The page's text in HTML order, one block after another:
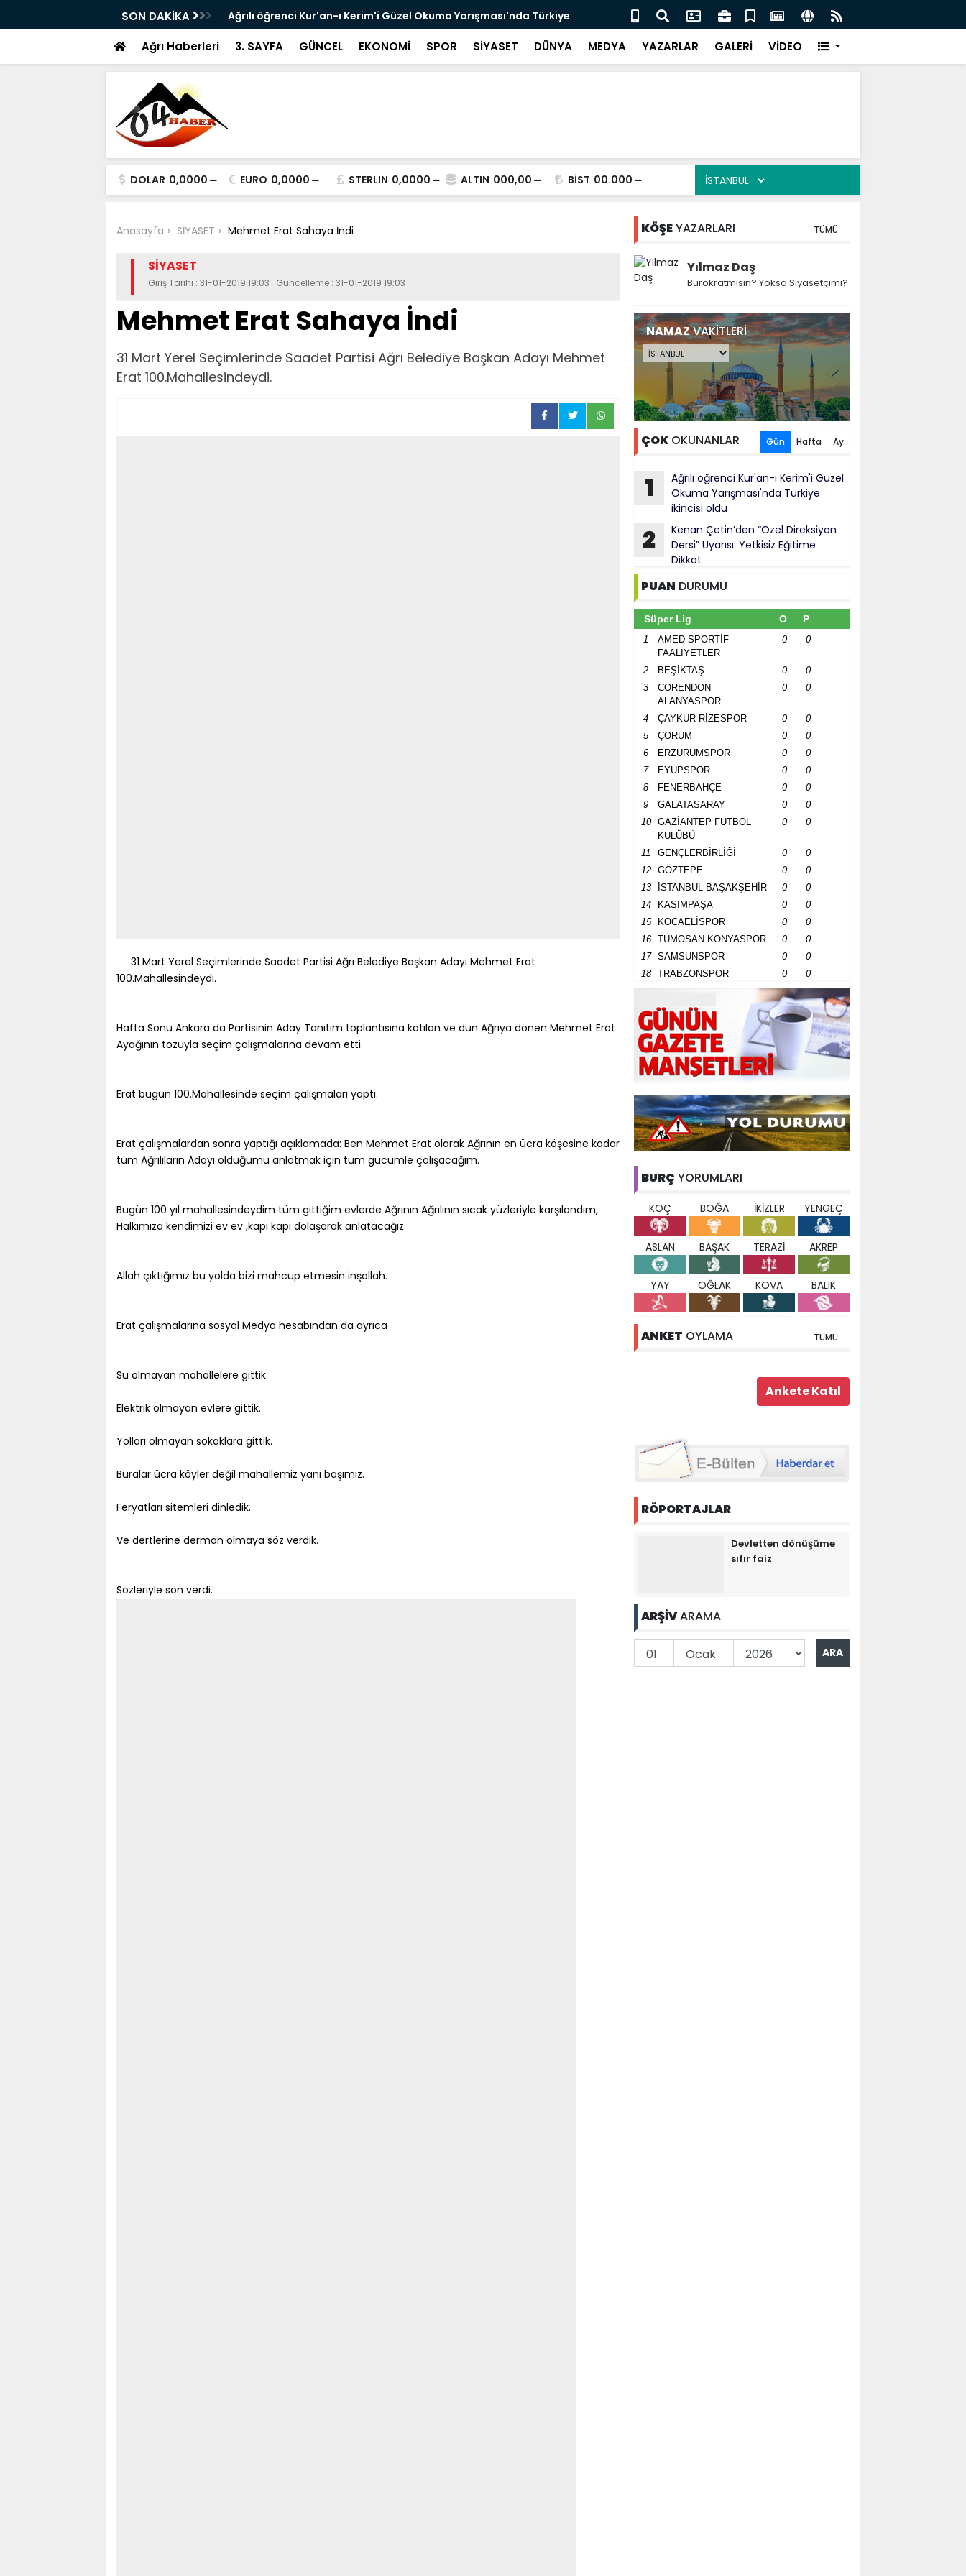
SON DAKİKA
Dersi” Uyarısı: Yetkisiz Eğitime
Ağrılı öğrenci Kur'an-ı Kerim'i Güzel Okuma Yarışması'nda Türkiye
ikincisi oldu
Dr. Öğr. Üyesi Harun Bayram ile Ağrı'da Obezite Cerrahisi Dönemi
Başladı
Ağrı Haberleri 3. SAYFA GÜNCEL EKONOMİ SPOR SİYASET DÜNYA MEDYA YAZARLAR GALERİ VİDEO
DOLAR 0,0000 EURO 0,0000 STERLIN 0,0000 ALTIN 000,00 BİST 00.000
Anasayfa SİYASET Mehmet Erat Sahaya İndi
SİYASET
Giriş Tarihi : 31-01-2019 19:03 Güncelleme : 31-01-2019 19:03
Mehmet Erat Sahaya İndi
31 Mart Yerel Seçimlerinde Saadet Partisi Ağrı Belediye Başkan Adayı Mehmet
Erat 100.Mahallesindeydi.
31 Mart Yerel Seçimlerinde Saadet Partisi Ağrı Belediye Başkan Adayı Mehmet Erat
100.Mahallesindeydi.
Hafta Sonu Ankara da Partisinin Aday Tanıtım toplantısına katılan ve dün Ağrıya dönen Mehmet Erat
Ayağının tozuyla seçim çalışmalarına devam etti.
Erat bugün 100.Mahallesinde seçim çalışmaları yaptı.
Erat çalışmalardan sonra yaptığı açıklamada: Ben Mehmet Erat olarak Ağrının en ücra köşesine kadar
tüm Ağrılıların Adayı olduğumu anlatmak için tüm gücümle çalışacağım.
Bugün 100 yıl mahallesindeydim tüm gittiğim evlerde Ağrının Ağrılının sıcak yüzleriyle karşılandım,
Halkımıza kendimizi ev ev ,kapı kapı dolaşarak anlatacağız.
Allah çıktığımız bu yolda bizi mahcup etmesin inşallah.
Erat çalışmalarına sosyal Medya hesabından da ayrıca
Su olmayan mahallelere gittik.
Elektrik olmayan evlere gittik.
Yolları olmayan sokaklara gittik.
Buralar ücra köyler değil mahallemiz yanı başımız.
Feryatları sitemleri dinledik.
Ve dertlerine derman olmaya söz verdik.
Sözleriyle son verdi.
KÖŞEYAZARLARI TÜMÜ
Yılmaz Daş
Bürokratmısın? Yoksa Siyasetçimi?
NAMAZVAKİTLERİ
ÇOK OKUNANLAR Gün Hafta Ay
1
Ağrılı öğrenci Kur'an-ı Kerim'i Güzel
Okuma Yarışması'nda Türkiye
ikincisi oldu
2
Kenan Çetin’den “Özel Direksiyon
Dersi” Uyarısı: Yetkisiz Eğitime
Dikkat
PUAN DURUMU
Süper Lig O P
1
AMED SPORTİF
FAALİYETLER
0 0
2 BEŞİKTAŞ 0
0
3
CORENDON
ALANYASPOR
0 0
4 ÇAYKUR RİZESPOR 0
0
5
ÇORUM 0
0
6
ERZURUMSPOR 0
0
7
EYÜPSPOR 0
0
8
FENERBAHÇE 0
0
9
GALATASARAY 0
0
10
GAZİANTEP FUTBOL
KULÜBÜ
0 0
11 GENÇLERBİRLİĞİ 0
0
12
GÖZTEPE 0
0
13
İSTANBUL BAŞAKŞEHİR 0
0
14
KASIMPAŞA 0
0
15
KOCAELİSPOR 0
0
16
TÜMOSAN KONYASPOR 0
0
17
SAMSUNSPOR 0
0
18
TRABZONSPOR 0 0
BURÇ YORUMLARI
KOÇ BOĞA İKİZLER YENGEÇ
ASLAN BAŞAK TERAZİ AKREP
YAY OĞLAK KOVA BALIK
ANKET OYLAMA TÜMÜ
RÖPORTAJLAR
Devletten dönüşüme
sıfır faiz
ARŞİVARAMA